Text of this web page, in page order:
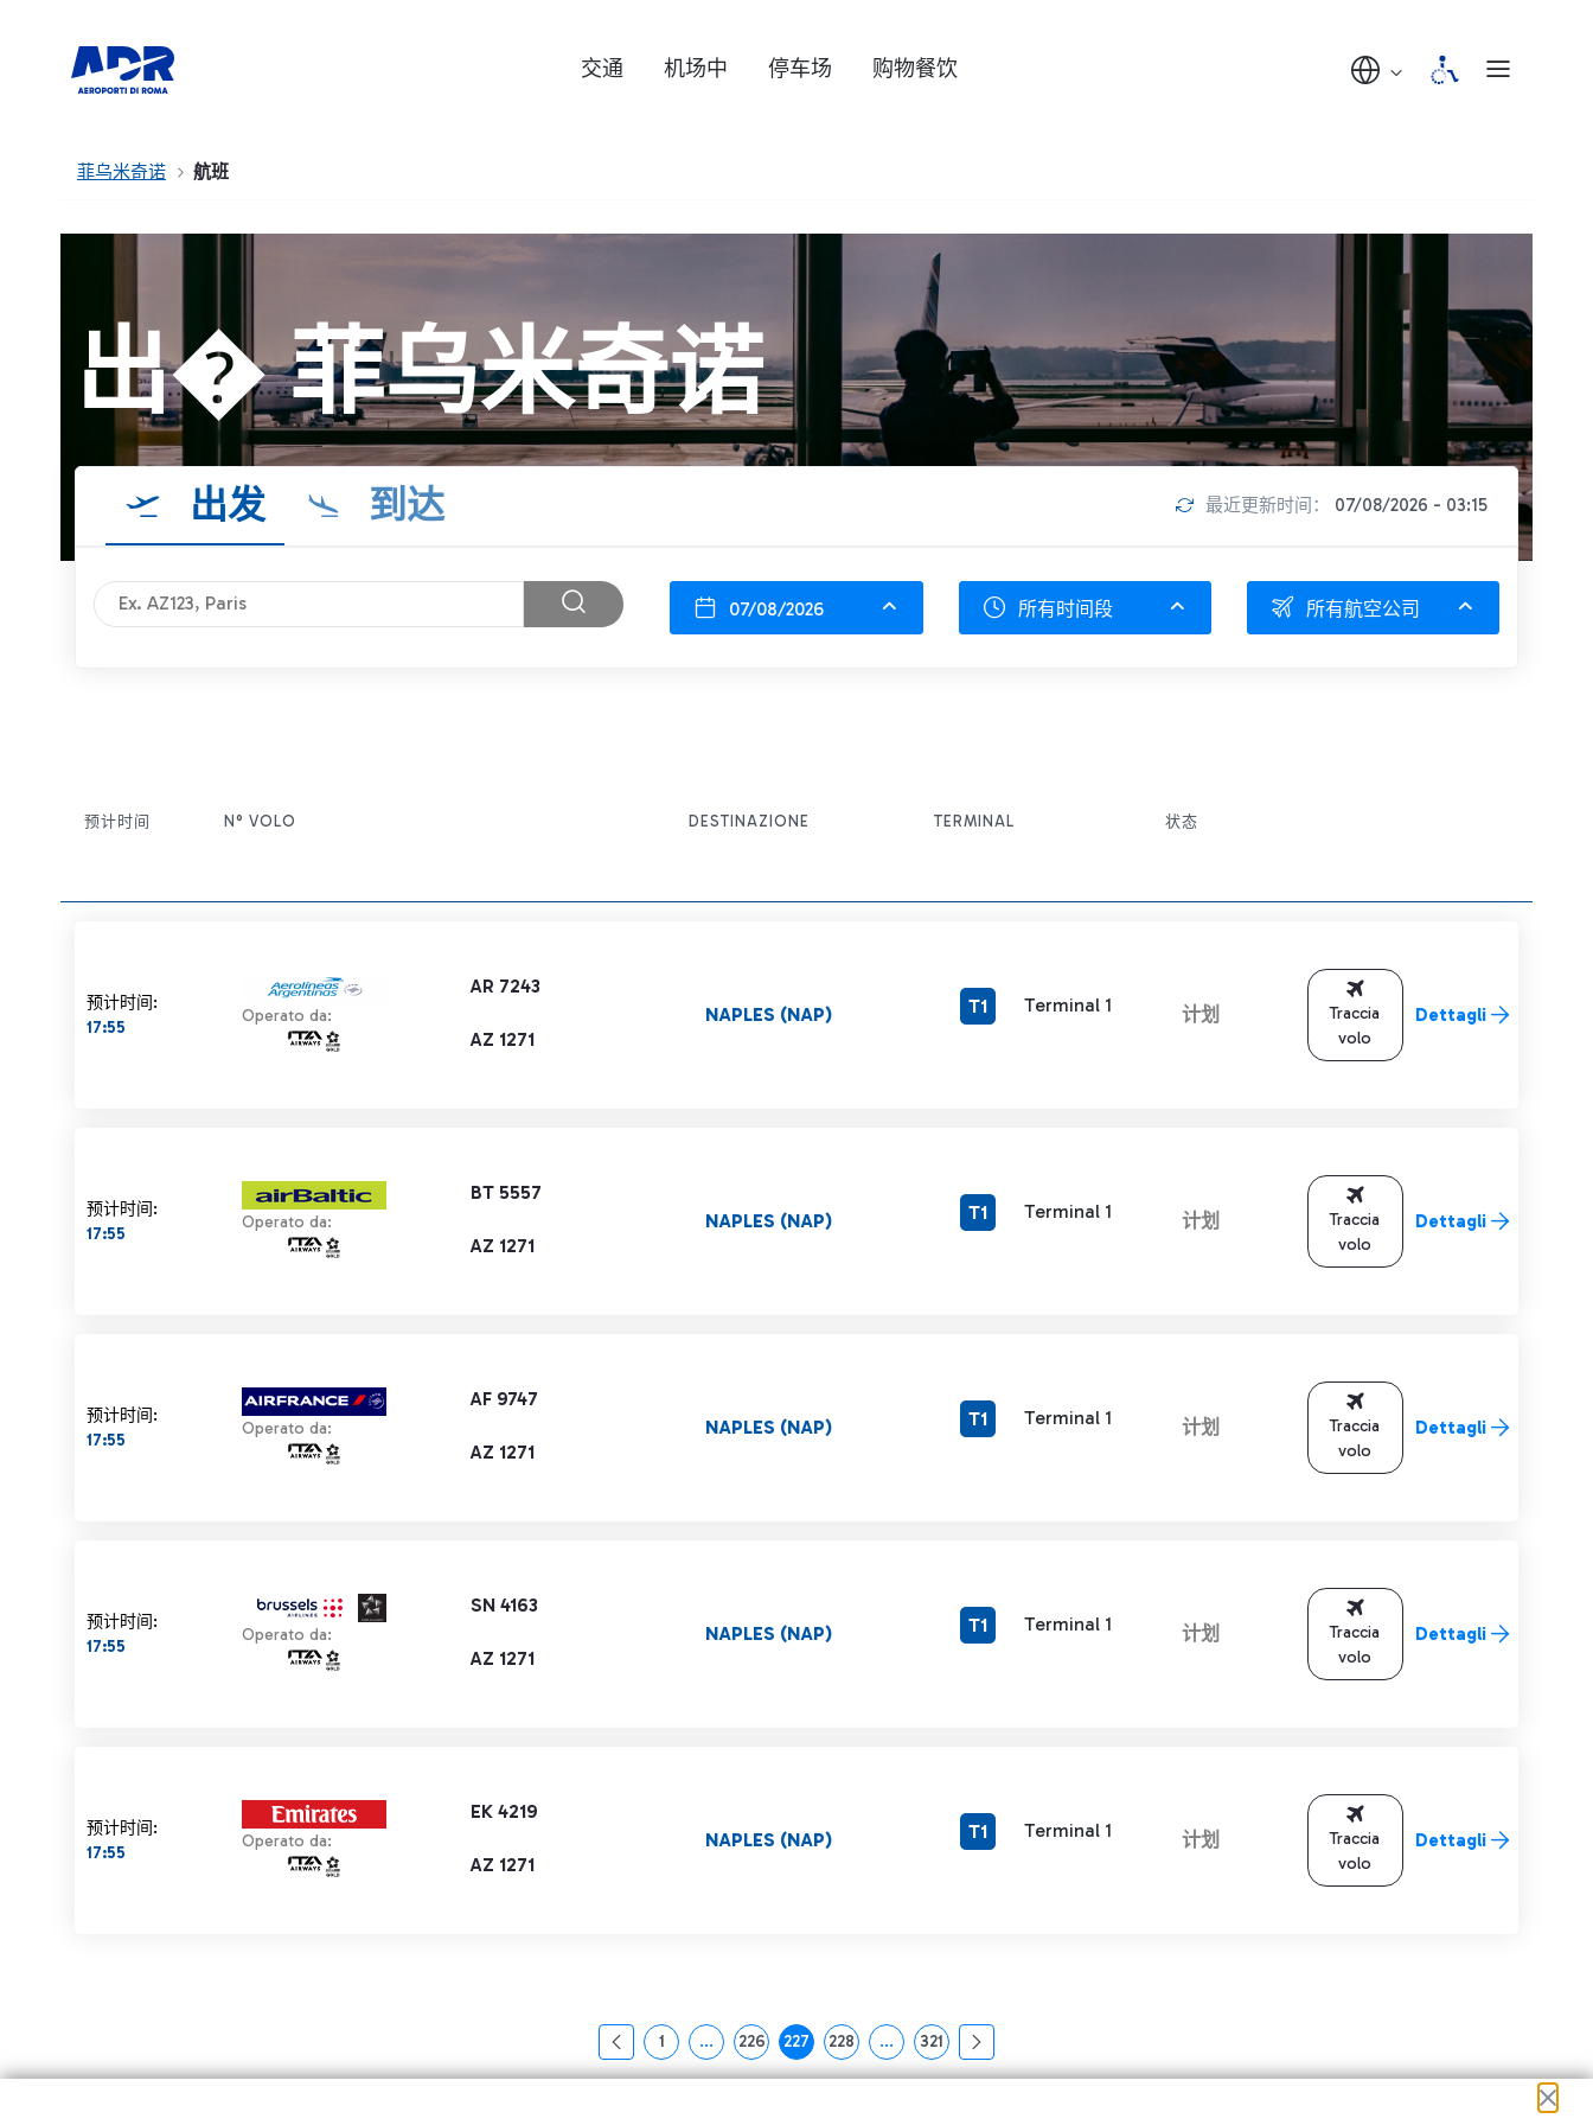
交通 机场中 停车场 购物餐饮
菲乌米奇诺 航班
出� 菲乌米奇诺
出发 到达 最近更新时间： 07/08/2026 - 03:15
07/08/2026 所有时间段 所有航空公司
预计时间 N° VOLO DESTINAZIONE TERMINAL 状态
预计时间:
17:55
AR 7243
Operato da:
AZ 1271
NAPLES (NAP) T1 Terminal 1 计划
Traccia
volo
Dettagli
预计时间:
17:55
BT 5557
Operato da:
AZ 1271
NAPLES (NAP) T1 Terminal 1 计划
Traccia
volo
Dettagli
预计时间:
17:55
AF 9747
Operato da:
AZ 1271
NAPLES (NAP) T1 Terminal 1 计划
Traccia
volo
Dettagli
预计时间:
17:55
SN 4163
Operato da:
AZ 1271
NAPLES (NAP) T1 Terminal 1 计划
Traccia
volo
Dettagli
预计时间:
17:55
EK 4219
Operato da:
AZ 1271
NAPLES (NAP) T1 Terminal 1 计划
Traccia
volo
Dettagli
页面
1 ...中间页面 使用 TAB 键进行导航。
页面
226 页面
227 页面
228 ...中间页面 使用 TAB 键进行导航。
页面
321